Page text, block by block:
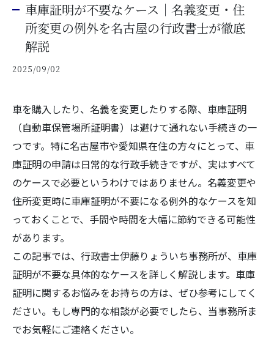
車庫証明が不要なケース｜名義変更・住
所変更の例外を名古屋の行政書士が徹底
解説
2025/09/02
車を購入したり、名義を変更したりする際、車庫証明
（自動車保管場所証明書）は避けて通れない手続きの一
つです。特に名古屋市や愛知県在住の方々にとって、車
庫証明の申請は日常的な行政手続きですが、実はすべて
のケースで必要というわけではありません。名義変更や
住所変更時に車庫証明が不要になる例外的なケースを知
っておくことで、手間や時間を大幅に節約できる可能性
があります。
この記事では、行政書士伊藤りょういち事務所が、車庫
証明が不要な具体的なケースを詳しく解説します。車庫
証明に関するお悩みをお持ちの方は、ぜひ参考にしてく
ださい。もし専門的な相談が必要でしたら、当事務所ま
でお気軽にご連絡ください。